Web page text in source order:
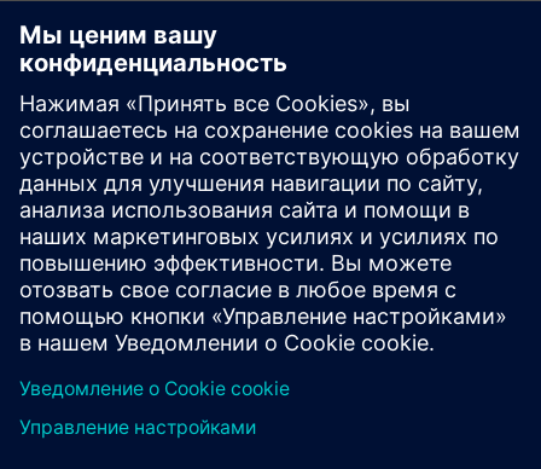
CERTAS alarm Digital+
With CERTAS alarm Digital+, you can always rest asssured
that all necessary measures will be taken in the event of an
alarm.
Узнайте больше